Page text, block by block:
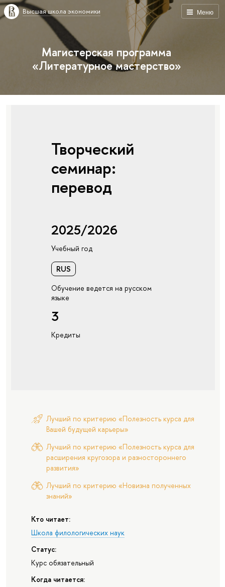
Меню
Высшая школа экономики
Магистерская программа
«Литературное мастерство»
Творческий
семинар:
перевод
2025/2026
Учебный год
RUS
Обучение ведется на русском
языке
3
Кредиты
Лучший по критерию «Полезность курса для
Вашей будущей карьеры»
Лучший по критерию «Полезность курса для
расширения кругозора и разностороннего
развития»
Лучший по критерию «Новизна полученных
знаний»
Кто читает:
Школа филологических наук
Статус:
Курс обязательный
Когда читается: